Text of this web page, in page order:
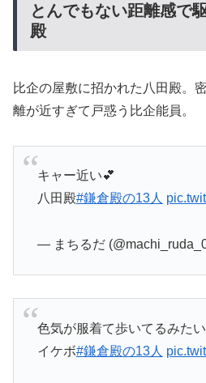
とんでもない距離感で
殿
比企の屋敷に招かれた八田殿。
離が近すぎて戸惑う比企能員。
キャー近い💕
八田殿#鎌倉殿の13人
— まちるだ
色気が服着て歩いてるみた
イケボ#鎌倉殿の13人